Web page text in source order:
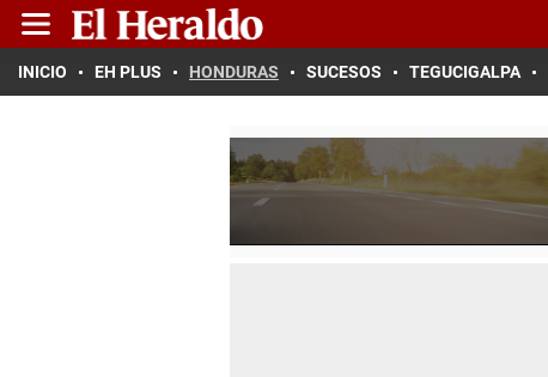
INICIO EH PLUS HONDURAS SUCESOS TEGUCIGALPA